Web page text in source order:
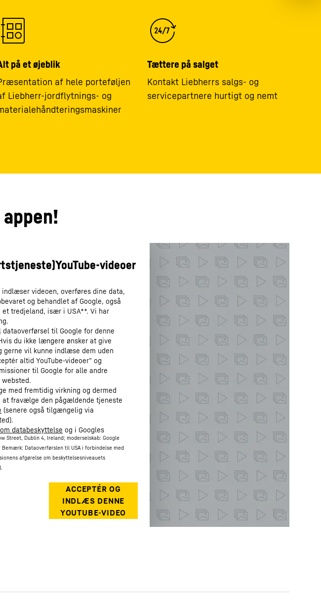
på et øjeblik
af hele porteføljen
Liebherr-jordflytnings- og
Tættere på salget
Kontakt Liebherrs salgs- og
servicepartnere hurtigt og nemt
videoen, overføres dine data,
og behandlet af Google, også
tredjeland, især i USA**. Vi har
dataoverførsel til Google for denne
du ikke længere ønsker at give
gerne vil kunne indlæse dem uden
altid YouTube-videoer” og
til Google for alle andre
websted.
med fremtidig virkning og dermed
at fravælge den pågældende tjeneste
(senere også tilgængelig via
databeskyttelse og i Googles
Street, Dublin 4, Ireland; moderselskab: Google
Bemærk: Dataoverførslen til USA i forbindelse med
afgørelse om beskyttelsesniveauets